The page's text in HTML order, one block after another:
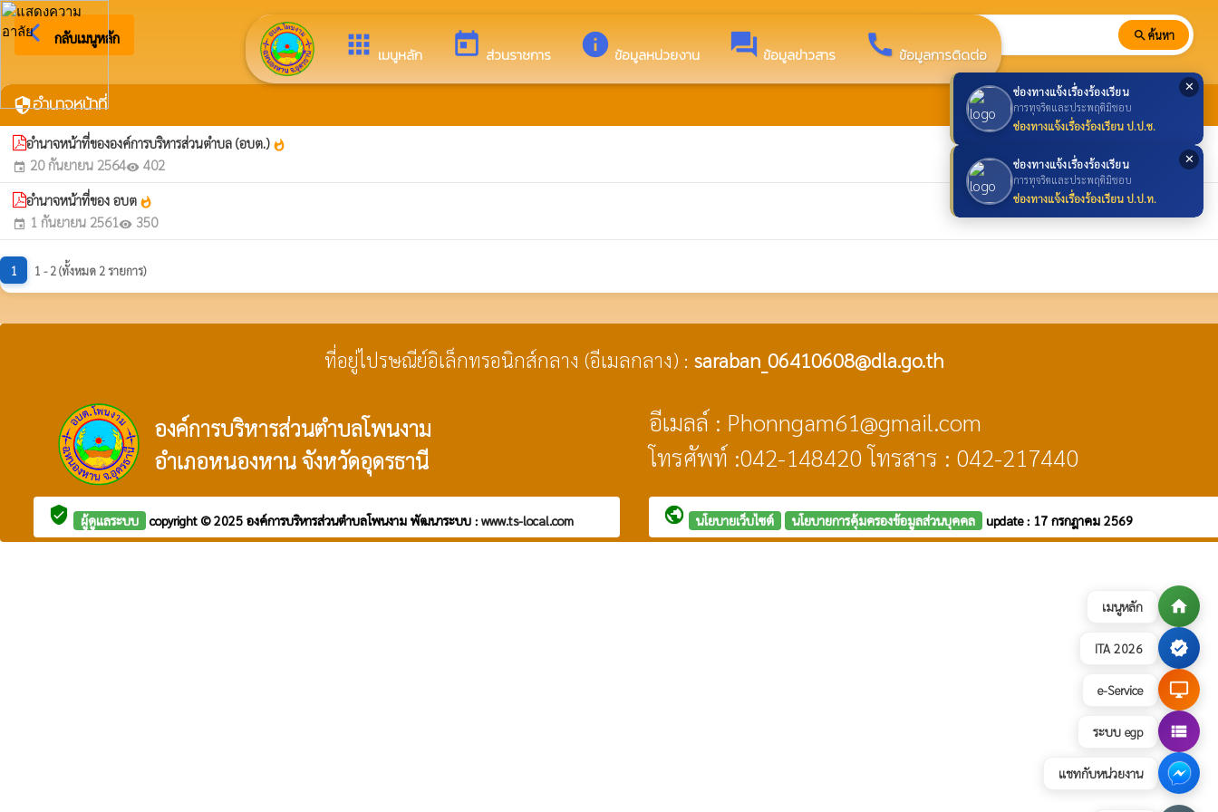
เมนูหลัก home
ITA 2026 verified
e-Service desktop_windows
ระบบ egp view_list
แชทกับหน่วยงาน
✕
ช่องทางแจ้งเรื่องร้องเรียน
การทุจริตและประพฤติมิชอบ
ช่องทางแจ้งเรื่องร้องเรียน ป.ป.ช.
✕
ช่องทางแจ้งเรื่องร้องเรียน
การทุจริตและประพฤติมิชอบ
ช่องทางแจ้งเรื่องร้องเรียน ป.ป.ท.
apps เมนูหลัก today ส่วนราชการ info ข้อมูลหน่วยงาน forum ข้อมูลข่าวสาร call ข้อมูลการติดต่อ
arrow_back_ios กลับเมนูหลัก ยินดีต้อนรับสู่เว็บไซต์ของ องค์การบริหารส่วนตำบลโพนงาม search ค้นหา
securityอำนาจหน้าที่
อำนาจหน้าที่ขององค์การบริหารส่วนตำบล (อบต.) whatshot
event 20 กันยายน 2564visibility 402
อำนาจหน้าที่ของ อบต whatshot
event 1 กันยายน 2561visibility 350
1 1 - 2 (ทั้งหมด 2 รายการ)
ที่อยู่ไปรษณีย์อิเล็กทรอนิกส์กลาง (อีเมลกลาง) : saraban_06410608@dla.go.th
องค์การบริหารส่วนตำบลโพนงาม
อำเภอหนองหาน จังหวัดอุดรธานี
อีเมลล์ : Phonngam61@gmail.com
โทรศัพท์ :042-148420 โทรสาร : 042-217440
verified_user ผู้ดูแลระบบ copyright © 2025 องค์การบริหารส่วนตำบลโพนงาม พัฒนาระบบ : www.ts-local.com public นโยบายเว็บไซต์ นโยบายการคุ้มครองข้อมูลส่วนบุคคล update : 17 กรกฎาคม 2569